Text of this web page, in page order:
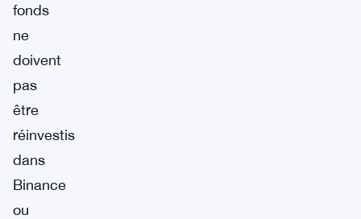
fonds
ne
doivent
pas
être
réinvestis
dans
Binance
ou